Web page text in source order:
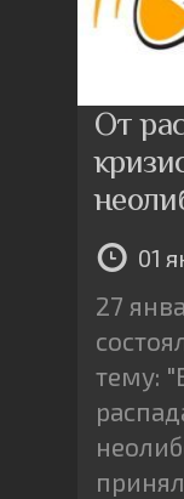
От
01
27
тему: